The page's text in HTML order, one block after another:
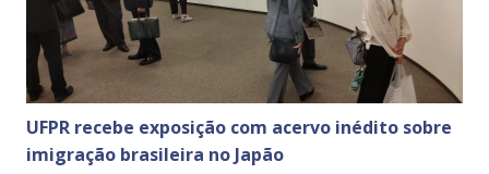
UFPR recebe exposição com acervo inédito sobre
imigração brasileira no Japão